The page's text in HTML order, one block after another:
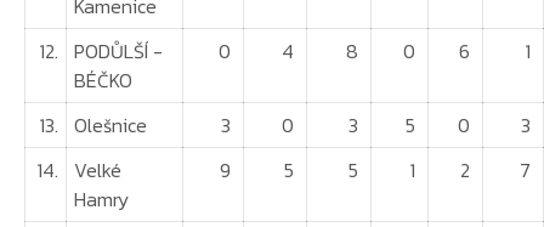
12. PODŮLŠÍ -
BÉČKO
0 4 8 0 6 1
13. Olešnice 3 0 3 5 0
3
14.
Velké
Hamry
9 5 5 1 2 7